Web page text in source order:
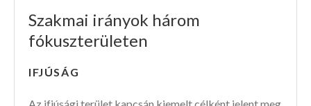
Szakmai irányok három
fókuszterületen
IFJÚSÁG
Az ifjúsági terület kapcsán kiemelt célként jelent meg